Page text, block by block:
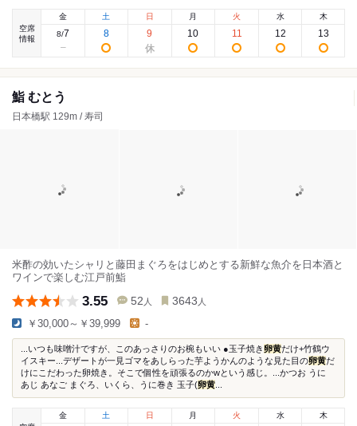
空席
情報
金
8/7
土
8
日
9
月
10
火
11
水
12
木
13
鮨 むとう
日本橋駅 129m / 寿司
米酢の効いたシャリと藤田まぐろをはじめとする新鮮な魚介を日本酒と
ワインで楽しむ江戸前鮨
3.55 52 人 3643 人
￥30,000～￥39,999 -
...いつも味噌汁ですが、このあっさりのお椀もいい ●玉子焼き卵黄だけ+竹鶴ウ
イスキー...デザートが一見ゴマをあしらった芋ようかんのような見た目の卵黄だ
けにこだわった卵焼き。そこで個性を頑張るのかwという感じ。...かつお うに
あじ あなご まぐろ、いくら、うに巻き 玉子(卵黄
金 土 日 月 火 水 木